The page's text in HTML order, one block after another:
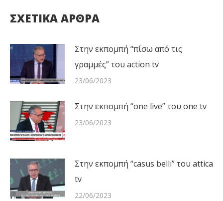
ΣΧΕΤΙΚΑ ΑΡΘΡΑ
Στην εκπομπή “πίσω από τις
γραμμές” του action tv
23/06/2023
Στην εκπομπή “one live” του one tv
23/06/2023
Στην εκπομπή “casus belli” του attica
tv
22/06/2023